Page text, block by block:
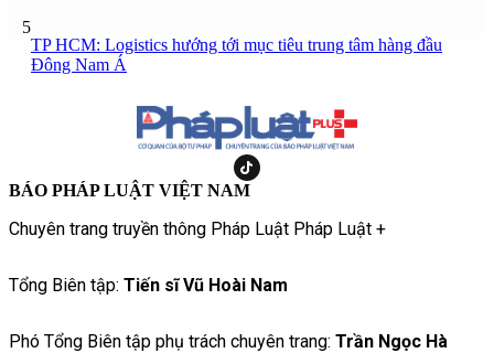
5
TP HCM: Logistics hướng tới mục tiêu trung tâm hàng đầu
Đông Nam Á
BÁO PHÁP LUẬT VIỆT NAM
Chuyên trang truyền thông Pháp Luật Pháp Luật +
Tổng Biên tập: Tiến sĩ Vũ Hoài Nam
Phó Tổng Biên tập phụ trách chuyên trang: Trần Ngọc Hà